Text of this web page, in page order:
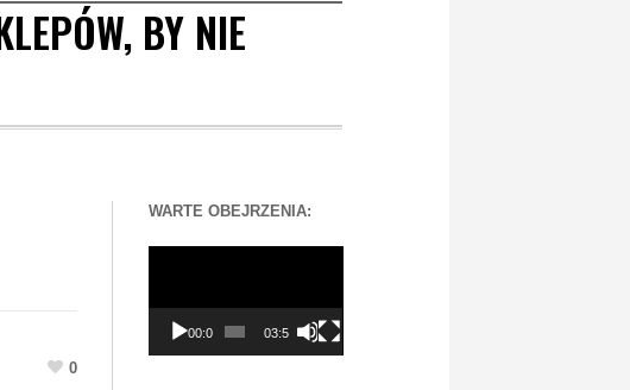
BY NIE
0
WARTE OBEJRZENIA:
00:00 03:56